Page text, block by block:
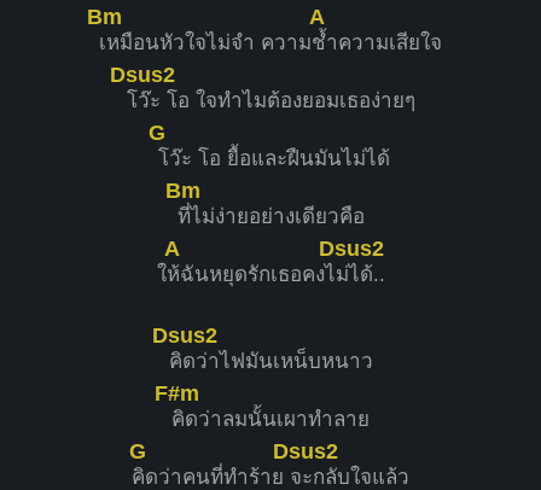
Bm
เหมือนหัวใจไม่จำ ความ
A
ช้ำความเสียใจ
Dsus2
โว๊ะ โอ ใจทำไมต้องยอมเธอง่ายๆ
G
โว๊ะ โอ ยื้อและฝืนมันไม่ได้
Bm
ที่ไม่ง่ายอย่างเดียวคือ
ใ
A
ห้ฉันหยุดรักเธอคงไ
Dsus2
ม่ได้..
Dsus2
คิดว่าไฟมันเหน็บหนาว
F#m
คิดว่าลมนั้นเผาทำลาย
G
คิดว่าคนที่ทำร้าย
Dsus2
จะกลับใจแล้ว